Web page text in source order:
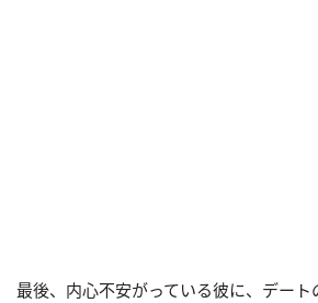
最後、内心不安がっている彼に、デート